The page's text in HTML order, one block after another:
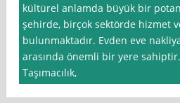
kültürel anlamda büyük bir
şehirde, birçok sektörde hizmet
bulunmaktadır. Evden eve
arasında önemli bir yere
Taşımacılık,